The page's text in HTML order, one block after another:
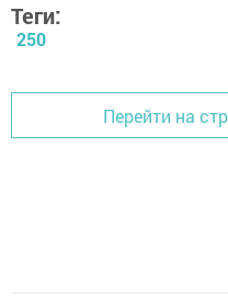
Теги:
250
Перейти на